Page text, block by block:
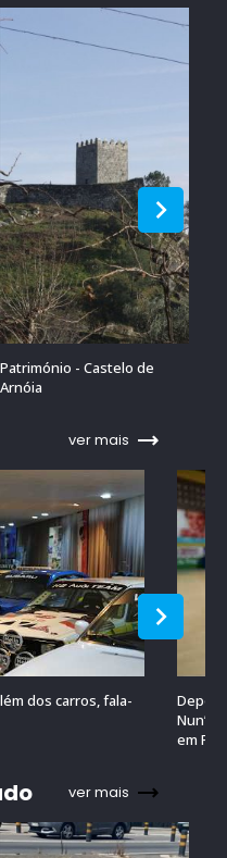
Património - Castelo de
Arnóia
ver mais
dos carros, fala-
em
ver mais